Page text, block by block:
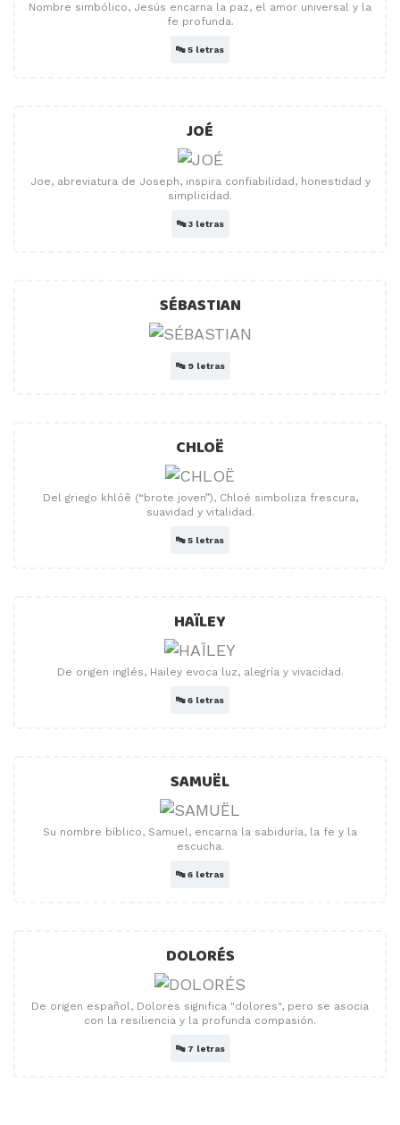
Nombre simbólico, Jesús encarna la paz, el amor universal y la
fe profunda.
🔤5 letras
JOÉ
Joe, abreviatura de Joseph, inspira confiabilidad, honestidad y
simplicidad.
🔤3 letras
SÉBASTIAN
🔤 9 letras
CHLOË
Del griego khlóê (“brote joven”), Chloé simboliza frescura,
suavidad y vitalidad.
🔤5 letras
HAÏLEY
De origen inglés, Hailey evoca luz, alegría y vivacidad.
🔤6 letras
SAMUËL
Su nombre bíblico, Samuel, encarna la sabiduría, la fe y la
escucha.
🔤6 letras
DOLORÉS
De origen español, Dolores significa "dolores", pero se asocia
con la resiliencia y la profunda compasión.
🔤 7 letras